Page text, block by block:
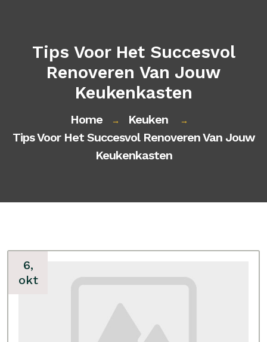
Tips Voor Het Succesvol
Renoveren Van Jouw
Keukenkasten
Home → Keuken →
Tips Voor Het Succesvol Renoveren Van Jouw
Keukenkasten
6,
okt